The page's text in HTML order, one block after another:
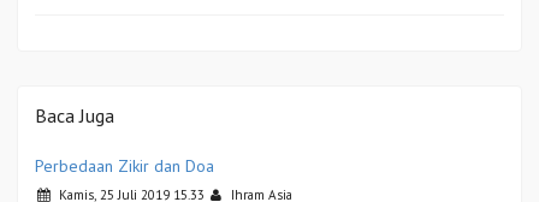
Baca Juga
Perbedaan Zikir dan Doa
Kamis, 25 Juli 2019 15.33 Ihram Asia